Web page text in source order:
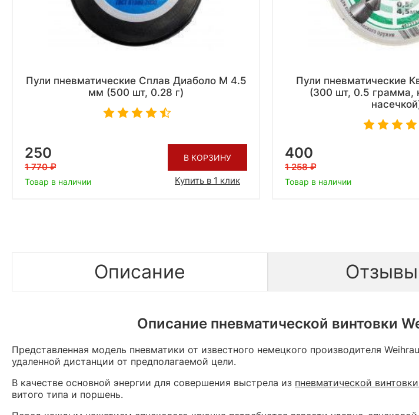
Пули пневматические Сплав Диаболо М 4.5
мм (500 шт, 0.28 г)
250
1 770
Товар в наличии
В КОРЗИНУ
Купить в 1 клик
Пули пневматические
(300 шт, 0.5 грамма,
400
1 258
Товар в наличии
Описание Отзывы
Описание пневматической винтовки
Представленная модель пневматики от известного немецкого производителя
удаленной дистанции от предполагаемой цели.
В качестве основной энергии для совершения выстрела из пневматической
витого типа и поршень.